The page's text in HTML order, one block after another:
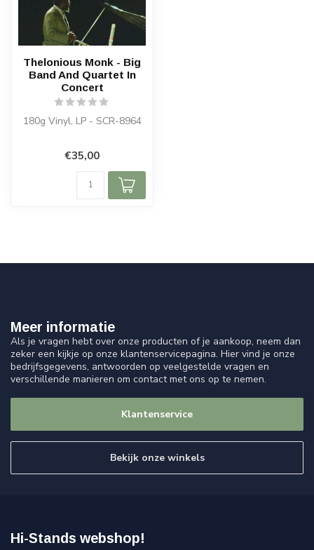
Thelonious Monk - Big
Band And Quartet In
Concert
180g Vinyl, LP - SCR-8964
€35,00
Meer informatie
Als je vragen hebt over onze producten of je aankoop, neem dan
zeker een kijkje op onze klantenservicepagina. Hier vind je onze
bedrijfsgegevens, antwoorden op veelgestelde vragen en
verschillende manieren om contact met ons op te nemen.
Klantenservice
Bekijk onze winkels
Hi-Stands webshop!